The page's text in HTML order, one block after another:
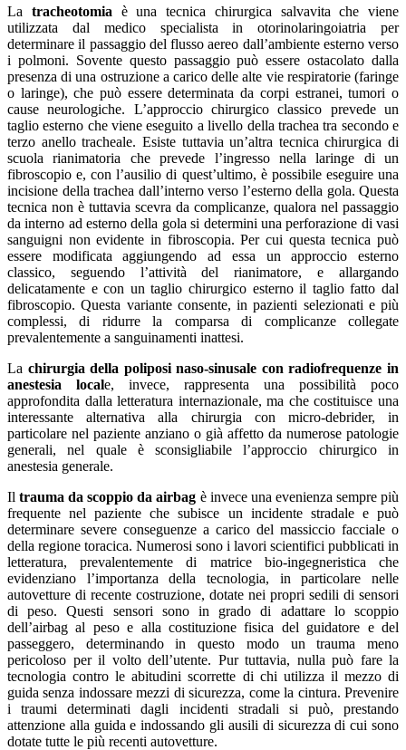
La tracheotomia è una tecnica chirurgica salvavita che viene
utilizzata dal medico specialista in otorinolaringoiatria per
determinare il passaggio del flusso aereo dall’ambiente esterno verso
i polmoni. Sovente questo passaggio può essere ostacolato dalla
presenza di una ostruzione a carico delle alte vie respiratorie (faringe
o laringe), che può essere determinata da corpi estranei, tumori o
cause neurologiche. L’approccio chirurgico classico prevede un
taglio esterno che viene eseguito a livello della trachea tra secondo e
terzo anello tracheale. Esiste tuttavia un’altra tecnica chirurgica di
scuola rianimatoria che prevede l’ingresso nella laringe di un
fibroscopio e, con l’ausilio di quest’ultimo, è possibile eseguire una
incisione della trachea dall’interno verso l’esterno della gola. Questa
tecnica non è tuttavia scevra da complicanze, qualora nel passaggio
da interno ad esterno della gola si determini una perforazione di vasi
sanguigni non evidente in fibroscopia. Per cui questa tecnica può
essere modificata aggiungendo ad essa un approccio esterno
classico, seguendo l’attività del rianimatore, e allargando
delicatamente e con un taglio chirurgico esterno il taglio fatto dal
fibroscopio. Questa variante consente, in pazienti selezionati e più
complessi, di ridurre la comparsa di complicanze collegate
prevalentemente a sanguinamenti inattesi.
La chirurgia della poliposi naso-sinusale con radiofrequenze in
anestesia locale, invece, rappresenta una possibilità poco
approfondita dalla letteratura internazionale, ma che costituisce una
interessante alternativa alla chirurgia con micro-debrider, in
particolare nel paziente anziano o già affetto da numerose patologie
generali, nel quale è sconsigliabile l’approccio chirurgico in
anestesia generale.
Iltrauma da scoppio da airbag è invece una evenienza sempre più
frequente nel paziente che subisce un incidente stradale e può
determinare severe conseguenze a carico del massiccio facciale o
della regione toracica. Numerosi sono i lavori scientifici pubblicati in
letteratura, prevalentemente di matrice bio-ingegneristica che
evidenziano l’importanza della tecnologia, in particolare nelle
autovetture di recente costruzione, dotate nei propri sedili di sensori
di peso. Questi sensori sono in grado di adattare lo scoppio
dell’airbag al peso e alla costituzione fisica del guidatore e del
passeggero, determinando in questo modo un trauma meno
pericoloso per il volto dell’utente. Pur tuttavia, nulla può fare la
tecnologia contro le abitudini scorrette di chi utilizza il mezzo di
guida senza indossare mezzi di sicurezza, come la cintura. Prevenire
i traumi determinati dagli incidenti stradali si può, prestando
attenzione alla guida e indossando gli ausili di sicurezza di cui sono
dotate tutte le più recenti autovetture.